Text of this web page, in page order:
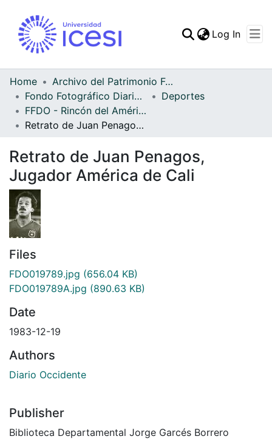
Statistics
Log In
Home
Archivo del Patrimonio Fotográfico y Fílmico del Valle del Cauca
Fondo Fotográfico Diario Occidente
Deportes
FFDO - Rincón del América - Patrimonial
Retrato de Juan Penagos, Jugador América de Cali
Retrato de Juan Penagos,
Jugador América de Cali
Files
FDO019789.jpg (656.04 KB)
FDO019789A.jpg (890.63 KB)
Date
1983-12-19
Authors
Diario Occidente
Publisher
Biblioteca Departamental Jorge Garcés Borrero